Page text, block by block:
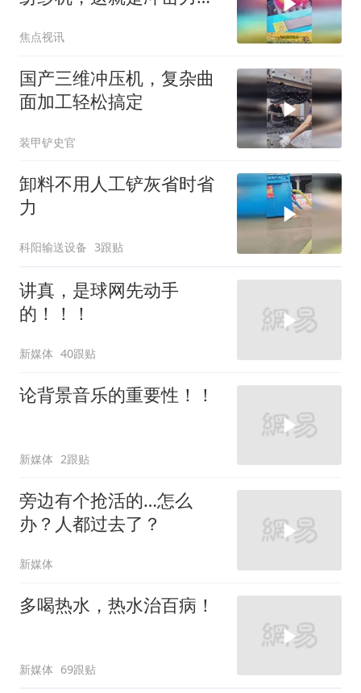
焦点视讯
国产三维冲压机，复杂曲
面加工轻松搞定
装甲铲史官
卸料不用人工铲灰省时省
力
科阳输送设备 3跟贴
讲真，是球网先动手
的！！！
新媒体 40跟贴
论背景音乐的重要性！！
新媒体 2跟贴
旁边有个抢活的…怎么
办？人都过去了？
新媒体
多喝热水，热水治百病！
新媒体 69跟贴